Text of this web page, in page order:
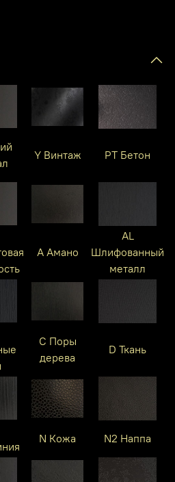
Y Винтаж PT Бетон
A Амано
AL
Шлифованный
металл
C Поры
дерева
D Ткань
N Кожа N2 Наппа